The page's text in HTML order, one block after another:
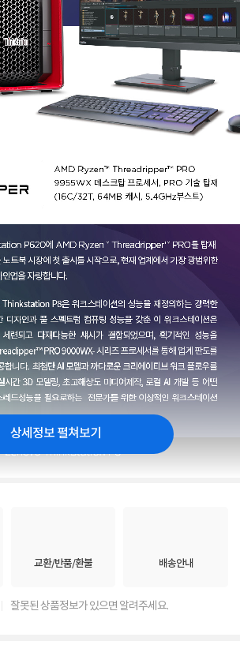
상세정보 펼쳐보기
교환/반품/환불 배송안내
잘못된 상품정보가 있으면 알려주세요.